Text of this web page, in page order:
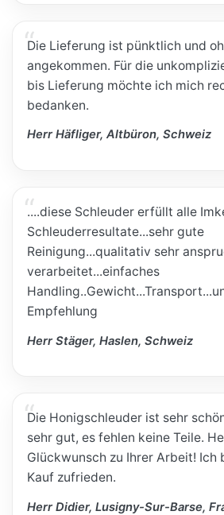
Die Lieferung ist pünktlich und
angekommen. Für die
bis Lieferung möchte ich mich
bedanken.
Herr Häfliger, Altbüron, Schweiz
....diese Schleuder erfüllt alle
Schleuderresultate...sehr gute
Reinigung...qualitativ sehr
verarbeitet...einfaches
Empfehlung
Herr Stäger, Haslen, Schweiz
Die Honigschleuder ist sehr
sehr gut, es fehlen keine Teile.
Glückwunsch zu Ihrer Arbeit! Ich
Kauf zufrieden.
Herr Didier, Lusigny-Sur-Barse,